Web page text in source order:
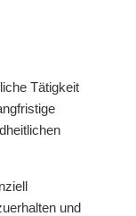
Tätigkeit
und